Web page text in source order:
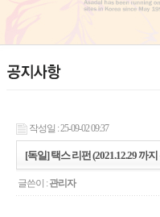
작성일 : 25-09-02 09:37
[독일] 택스 리펀 (2021.12.29 까
글쓴이 : 관리자